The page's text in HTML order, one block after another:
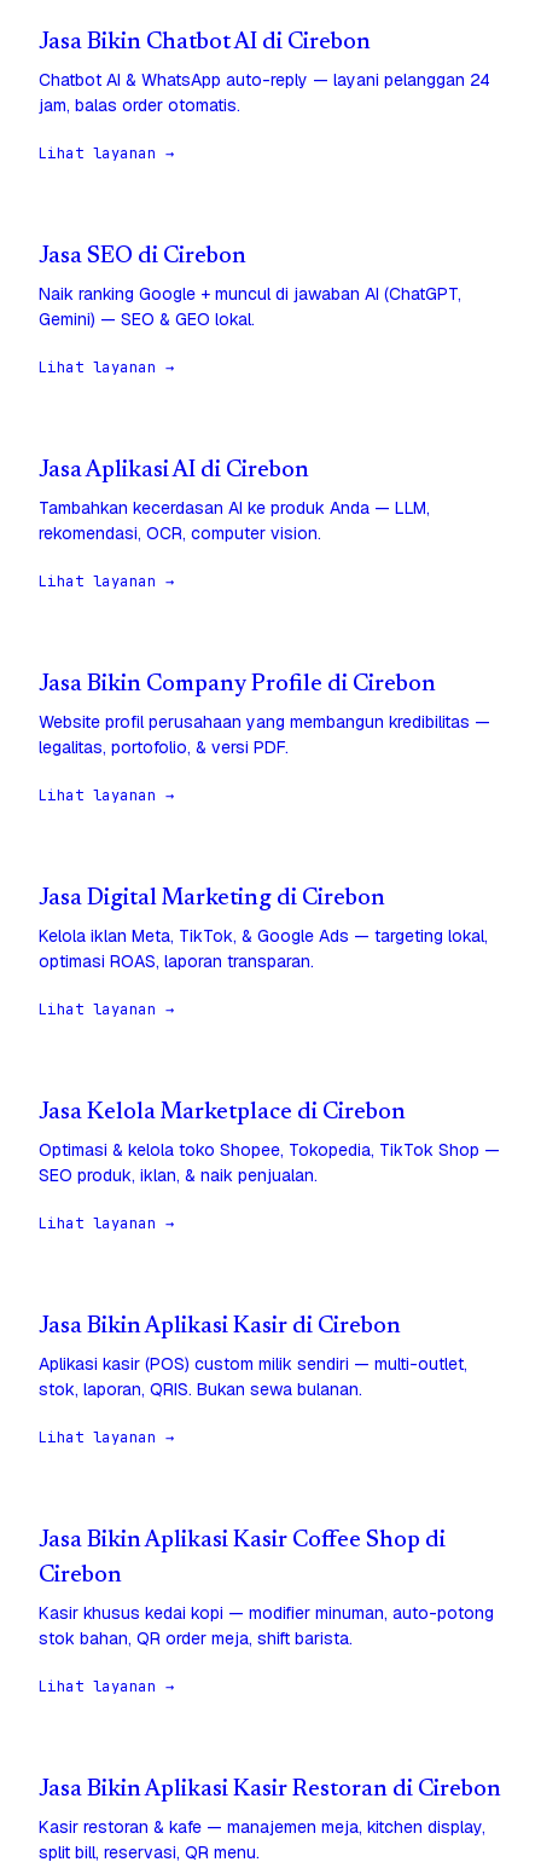
Jasa Bikin Chatbot AI di Cirebon
Chatbot AI & WhatsApp auto-reply — layani pelanggan 24
jam, balas order otomatis.
Lihat layanan →
Jasa SEO di Cirebon
Naik ranking Google + muncul di jawaban AI (ChatGPT,
Gemini) — SEO & GEO lokal.
Lihat layanan →
Jasa Aplikasi AI di Cirebon
Tambahkan kecerdasan AI ke produk Anda — LLM,
rekomendasi, OCR, computer vision.
Lihat layanan →
Jasa Bikin Company Profile di Cirebon
Website profil perusahaan yang membangun kredibilitas —
legalitas, portofolio, & versi PDF.
Lihat layanan →
Jasa Digital Marketing di Cirebon
Kelola iklan Meta, TikTok, & Google Ads — targeting lokal,
optimasi ROAS, laporan transparan.
Lihat layanan →
Jasa Kelola Marketplace di Cirebon
Optimasi & kelola toko Shopee, Tokopedia, TikTok Shop —
SEO produk, iklan, & naik penjualan.
Lihat layanan →
Jasa Bikin Aplikasi Kasir di Cirebon
Aplikasi kasir (POS) custom milik sendiri — multi-outlet,
stok, laporan, QRIS. Bukan sewa bulanan.
Lihat layanan →
Jasa Bikin Aplikasi Kasir Coffee Shop di
Cirebon
Kasir khusus kedai kopi — modifier minuman, auto-potong
stok bahan, QR order meja, shift barista.
Lihat layanan →
Jasa Bikin Aplikasi Kasir Restoran di Cirebon
Kasir restoran & kafe — manajemen meja, kitchen display,
split bill, reservasi, QR menu.